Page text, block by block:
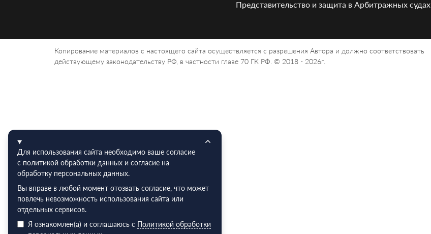
Представительство и защита в Арбитражных судах
Копирование материалов с настоящего сайта осуществляется с разрешения Автора и должно соответствовать
действующему законодательству РФ, в частности главе 70 ГК РФ. © 2018 - 2026г.
Для использования сайта необходимо ваше согласие
с политикой обработки данных и согласие на
обработку персональных данных.
Вы вправе в любой момент отозвать согласие, что может
повлечь невозможность использования сайта или
отдельных сервисов.
Я ознакомлен(а) и соглашаюсь с Политикой обработки